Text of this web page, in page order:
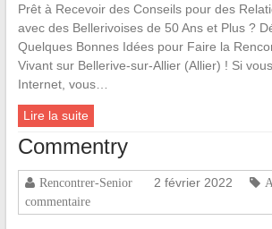
Prêt à Recevoir des Conseils pour des
avec des Bellerivoises de 50 Ans et Plus ?
Quelques Bonnes Idées pour Faire la
Vivant sur Bellerive-sur-Allier (Allier) ! Si
Internet, vous…
Lire la suite
Commentry
Rencontrer-Senior 2 février 2022
commentaire